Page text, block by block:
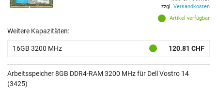
Artikel verfügbar
zzgl. Versandkosten
Weitere Kapazitäten:
16GB 3200 MHz 120.81 CHF
Arbeitsspeicher 8GB DDR4-RAM 3200 MHz für Dell Vostro 14
(3425)